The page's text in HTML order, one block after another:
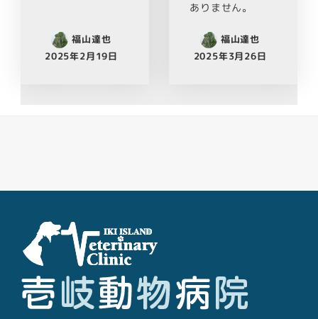
福山達也
2025年2月19日
ありません。
福山達也
2025年3月26日